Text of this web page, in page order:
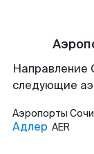
Направление
следующие
Аэропорты
Адлер AER